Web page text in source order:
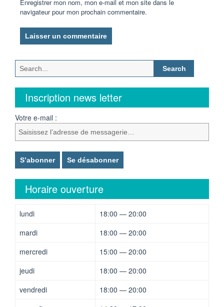
Enregistrer mon nom, mon e-mail et mon site dans le
navigateur pour mon prochain commentaire.
Search
for:
Inscription news letter
Votre e-mail :
Horaire ouverture
lundi
18:00 — 20:00
mardi
18:00 — 20:00
mercredi
15:00 — 20:00
jeudi
18:00 — 20:00
vendredi
18:00 — 20:00